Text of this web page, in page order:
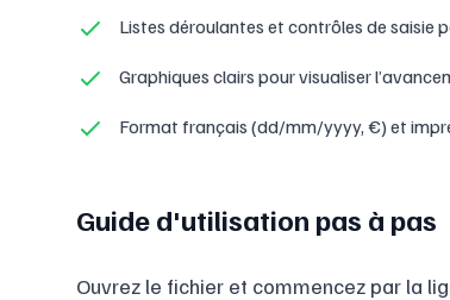
Listes déroulantes et contrôles de saisie
Graphiques clairs pour visualiser
Format français (dd/mm/yyyy, €) et
Guide d'utilisation pas à pas
Ouvrez le fichier et commencez par la